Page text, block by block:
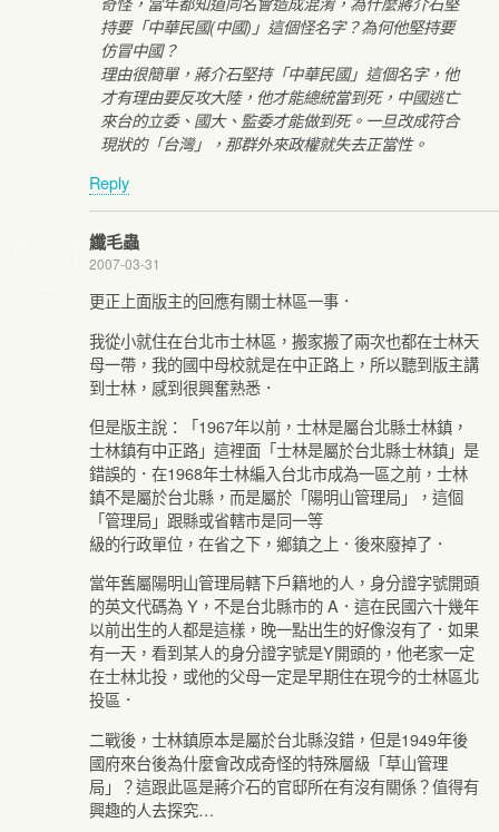
持要「中華民國(中國)」這個怪名字？為何他堅持要
仿冒中國？
理由很簡單，蔣介石堅持「中華民國」這個名字，他
才有理由要反攻大陸，他才能總統當到死，中國逃亡
來台的立委、國大、監委才能做到死。一旦改成符合
現狀的「台灣」，那群外來政權就失去正當性。
Reply
纖毛蟲
2007-03-31
更正上面版主的回應有關士林區一事．
我從小就住在台北市士林區，搬家搬了兩次也都在士林天
母一帶，我的國中母校就是在中正路上，所以聽到版主講
到士林，感到很興奮熟悉．
但是版主說：「1967年以前，士林是屬台北縣士林鎮，
士林鎮有中正路」這裡面「士林是屬於台北縣士林鎮」是
錯誤的．在1968年士林編入台北市成為一區之前，士林
鎮不是屬於台北縣，而是屬於「陽明山管理局」，這個
「管理局」跟縣或省轄市是同一等
級的行政單位，在省之下，鄉鎮之上．後來廢掉了．
當年舊屬陽明山管理局轄下戶籍地的人，身分證字號開頭
的英文代碼為 Y，不是台北縣市的 A．這在民國六十幾年
以前出生的人都是這樣，晚一點出生的好像沒有了．如果
有一天，看到某人的身分證字號是Y開頭的，他老家一定
在士林北投，或他的父母一定是早期住在現今的士林區北
投區．
二戰後，士林鎮原本是屬於台北縣沒錯，但是1949年後
國府來台後為什麼會改成奇怪的特殊層級「草山管理
局」？這跟此區是蔣介石的官邸所在有沒有關係？值得有
興趣的人去探究…